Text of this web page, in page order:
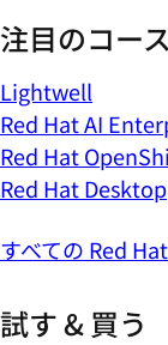
注目のコー
Lightwell
Red Hat AI
Red Hat
Red Hat Desktop
すべての Red
試す & 買う